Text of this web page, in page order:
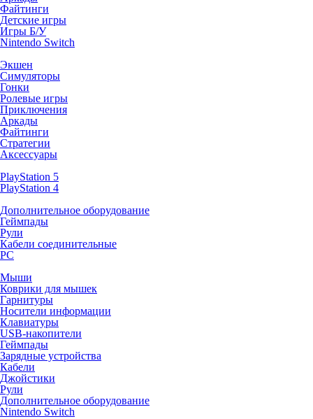
Файтинги
Детские игры
Игры Б/У
Nintendo Switch
Экшен
Симуляторы
Гонки
Ролевые игры
Приключения
Аркады
Файтинги
Стратегии
Аксессуары
PlayStation 5
PlayStation 4
Дополнительное оборудование
Геймпады
Рули
Кабели соединительные
PC
Мыши
Коврики для мышек
Гарнитуры
Носители информации
Клавиатуры
USB-накопители
Геймпады
Зарядные устройства
Кабели
Джойстики
Рули
Дополнительное оборудование
Nintendo Switch